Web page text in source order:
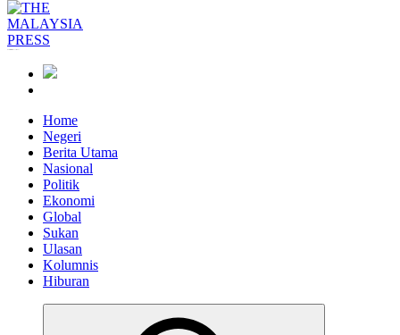
Home
Negeri
Berita Utama
Nasional
Politik
Ekonomi
Global
Sukan
Ulasan
Kolumnis
Hiburan